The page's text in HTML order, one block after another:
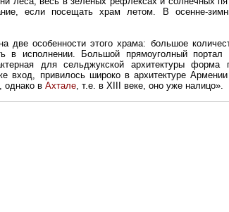
если посещать храм летом. В осенне-
две особенности этого храма: большое
в исполнении. Большой прямоуголный
для сельджукской архитектуры форма
вход, привилось широко в архитектуре
однако в Ахтале , т.е. в XIII веке, оно уже налицо».